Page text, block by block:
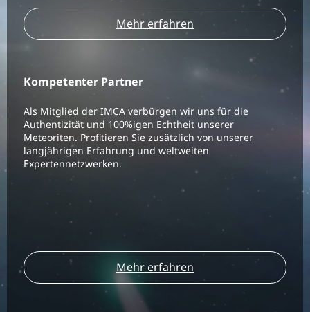
Mehr erfahren
Kompetenter Partner
Als Mitglied der IMCA verbürgen wir uns für die
Authentizität und 100%igen Echtheit unserer
Meteoriten. Profitieren Sie zusätzlich von unserer
langjährigen Erfahrung und weltweiten
Expertennetzwerken.
Mehr erfahren